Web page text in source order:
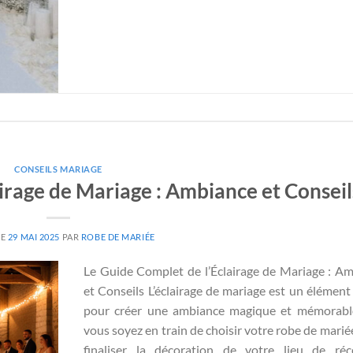
CONSEILS MARIAGE
de Mariage : Ambiance et
29 MAI 2025 PAR ROBE DE MARIÉE
Le Guide Complet de l’Éclairage de Mariage :
et Conseils L’éclairage de mariage est un
pour créer une ambiance magique et
vous soyez en train de choisir votre robe de
finaliser la décoration de votre lieu de